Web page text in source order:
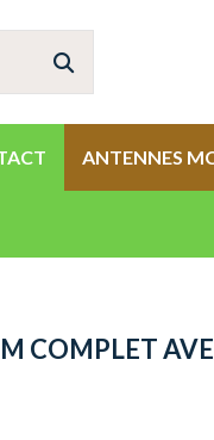
ANTENNES
COMPLET